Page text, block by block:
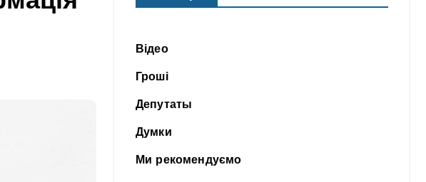
Відео
Гроші
Депутаты
Думки
Ми рекомендуємо